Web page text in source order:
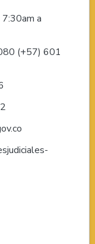
a
(+57) 601